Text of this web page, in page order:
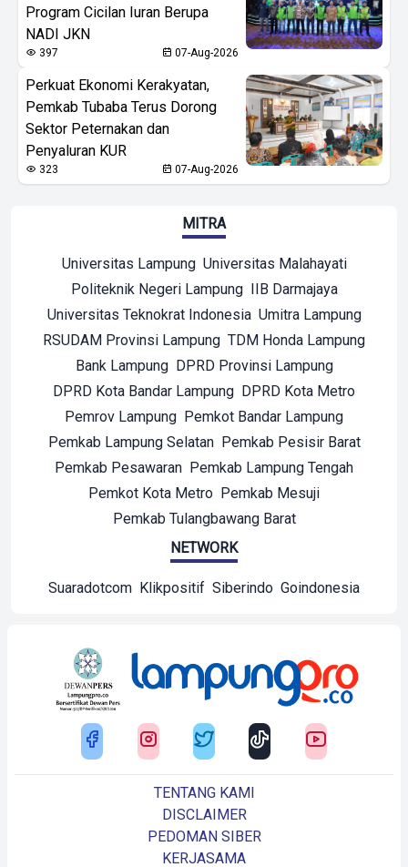
Program Cicilan Iuran Berupa
NADI JKN
397 07-Aug-2026
Perkuat Ekonomi Kerakyatan,
Pemkab Tubaba Terus Dorong
Sektor Peternakan dan
Penyaluran KUR
323 07-Aug-2026
MITRA
Universitas Lampung Universitas Malahayati
Politeknik Negeri Lampung IIB Darmajaya
Universitas Teknokrat Indonesia Umitra Lampung
RSUDAM Provinsi Lampung TDM Honda Lampung
Bank Lampung DPRD Provinsi Lampung
DPRD Kota Bandar Lampung DPRD Kota Metro
Pemrov Lampung Pemkot Bandar Lampung
Pemkab Lampung Selatan Pemkab Pesisir Barat
Pemkab Pesawaran Pemkab Lampung Tengah
Pemkot Kota Metro Pemkab Mesuji
Pemkab Tulangbawang Barat
NETWORK
Suaradotcom Klikpositif Siberindo Goindonesia
TENTANG KAMI
DISCLAIMER
PEDOMAN SIBER
KERJASAMA